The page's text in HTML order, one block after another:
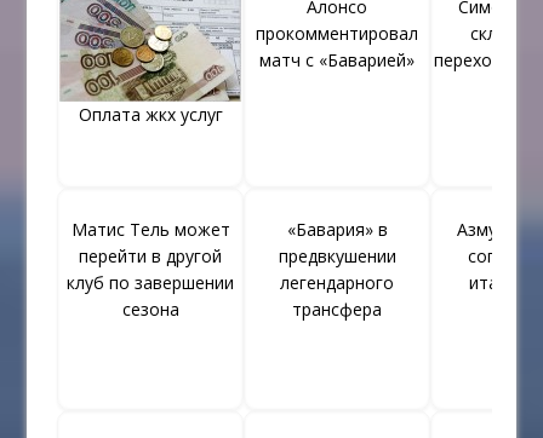
Оплата жкх услуг
Алонсо
прокомментировал
матч с «Баварией»
Симонс
переходу в
Матис Тель может
перейти в другой
клуб по завершении
сезона
«Бавария» в
предвкушении
легендарного
трансфера
Азмун